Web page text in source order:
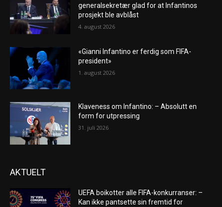
generalsekretær glad for at Infantinos
prosjekt ble avblåst
4. august 2026
«Gianni Infantino er ferdig som FIFA-
president»
1. august 2026
Klaveness om Infantino: – Absolutt en
form for utpressing
31. juli 2026
AKTUELT
UEFA boikotter alle FIFA-konkurranser: –
Kan ikke pantsette sin fremtid for